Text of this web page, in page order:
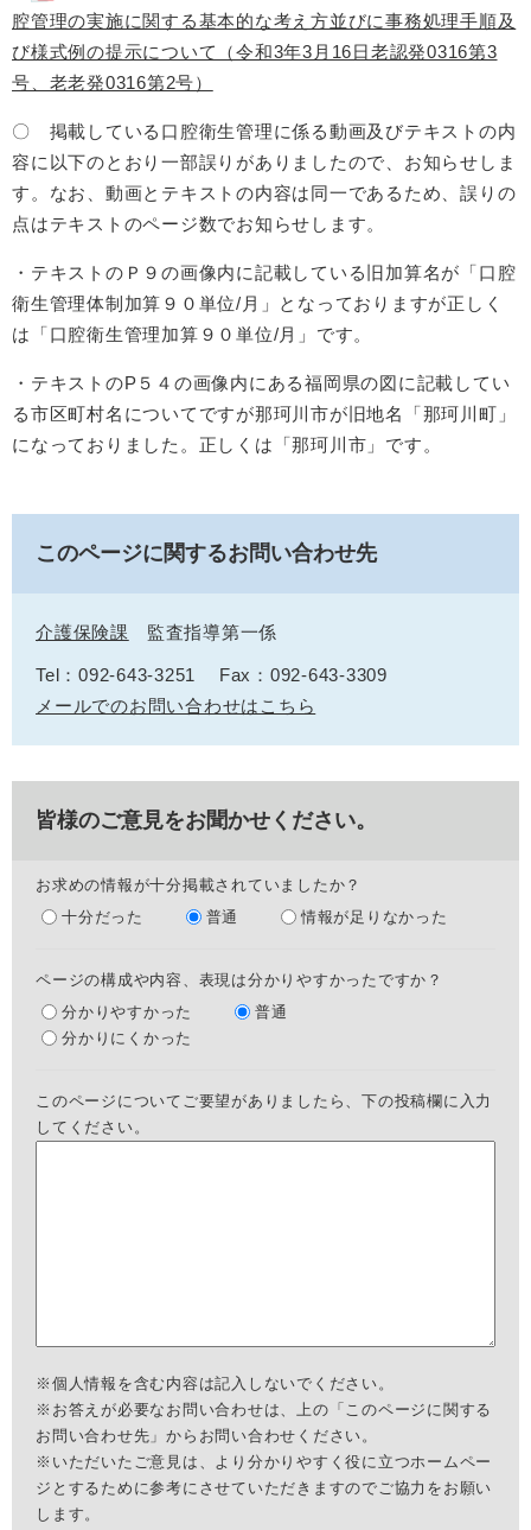
腔管理の実施に関する基本的な考え方並びに事務処理手順及
び様式例の提示について（令和3年3月16日老認発0316第3
号、老老発0316第2号）
〇 掲載している口腔衛生管理に係る動画及びテキストの内
容に以下のとおり一部誤りがありましたので、お知らせしま
す。なお、動画とテキストの内容は同一であるため、誤りの
点はテキストのページ数でお知らせします。
・テキストのＰ９の画像内に記載している旧加算名が「口腔
衛生管理体制加算９０単位/月」となっておりますが正しく
は「口腔衛生管理加算９０単位/月」です。
・テキストのP５４の画像内にある福岡県の図に記載してい
る市区町村名についてですが那珂川市が旧地名「那珂川町」
になっておりました。正しくは「那珂川市」です。
このページに関するお問い合わせ先
介護保険課 監査指導第一係
Tel：092-643-3251
Fax：092-643-3309
メールでのお問い合わせはこちら
皆様のご意見をお聞かせください。
お求めの情報が十分掲載されていましたか？
十分だった
普通 情報が足りなかった
ページの構成や内容、表現は分かりやすかったですか？
分かりやすかった
普通
分かりにくかった
このページについてご要望がありましたら、下の投稿欄に入力
してください。
※個人情報を含む内容は記入しないでください。
※お答えが必要なお問い合わせは、上の「このページに関する
お問い合わせ先」からお問い合わせください。
※いただいたご意見は、より分かりやすく役に立つホームペー
ジとするために参考にさせていただきますのでご協力をお願い
します。